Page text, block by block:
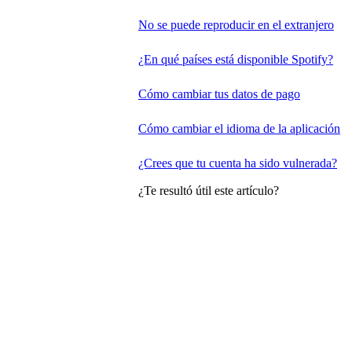
No se puede reproducir en el extranjero
¿En qué países está disponible Spotify?
Cómo cambiar tus datos de pago
Cómo cambiar el idioma de la aplicación
¿Crees que tu cuenta ha sido vulnerada?
¿Te resultó útil este artículo?